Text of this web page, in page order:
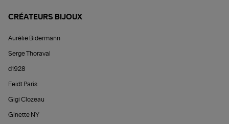
CRÉATEURS BIJOUX
Aurélie Bidermann
Serge Thoraval
d1928
Feidt Paris
Gigi Clozeau
Ginette NY